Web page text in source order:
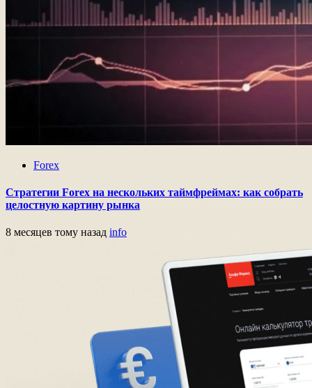
Forex
Стратегии Forex на нескольких таймфреймах: как собрать
целостную картину рынка
8 месяцев тому назад info